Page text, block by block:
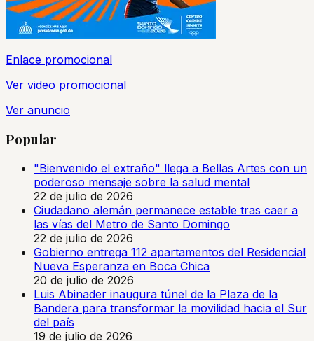
Enlace promocional
Ver video promocional
Ver anuncio
Popular
"Bienvenido el extraño" llega a Bellas Artes con un
poderoso mensaje sobre la salud mental
22 de julio de 2026
Ciudadano alemán permanece estable tras caer a
las vías del Metro de Santo Domingo
22 de julio de 2026
Gobierno entrega 112 apartamentos del Residencial
Nueva Esperanza en Boca Chica
20 de julio de 2026
Luis Abinader inaugura túnel de la Plaza de la
Bandera para transformar la movilidad hacia el Sur
del país
19 de julio de 2026